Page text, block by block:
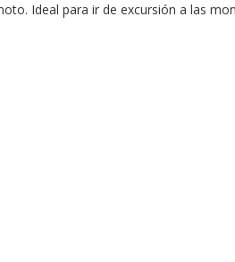
Ideal para ir de excursión a las